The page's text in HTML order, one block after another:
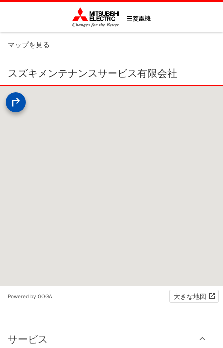
マップを見る
スズキメンテナンスサービス有限会社
Powered by GOGA 大きな地図
サービス